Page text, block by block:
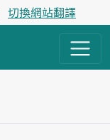
切換網站翻譯